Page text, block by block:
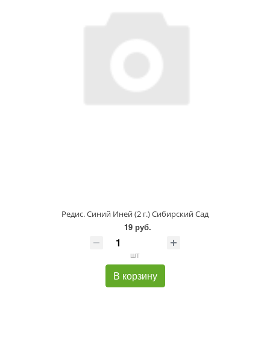
Редис. Синий Иней (2 г.) Сибирский Сад
19 руб.
шт
В корзину